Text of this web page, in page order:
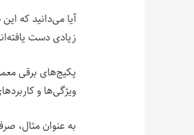
آیا می‌دانید که
زیادی دست
پکیج‌های برقی
ویژگی‌ها و
به عنوان مثال،